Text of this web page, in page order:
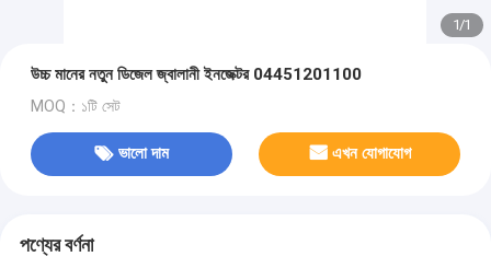
1/1
উচ্চ মানের নতুন ডিজেল জ্বালানী ইনজেক্টর 04451201100
MOQ：১টি সেট
ভালো দাম এখন যোগাযোগ
পণ্যের বর্ণনা